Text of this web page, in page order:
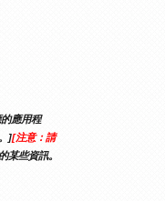
應用程
][注意：請
某些資訊。